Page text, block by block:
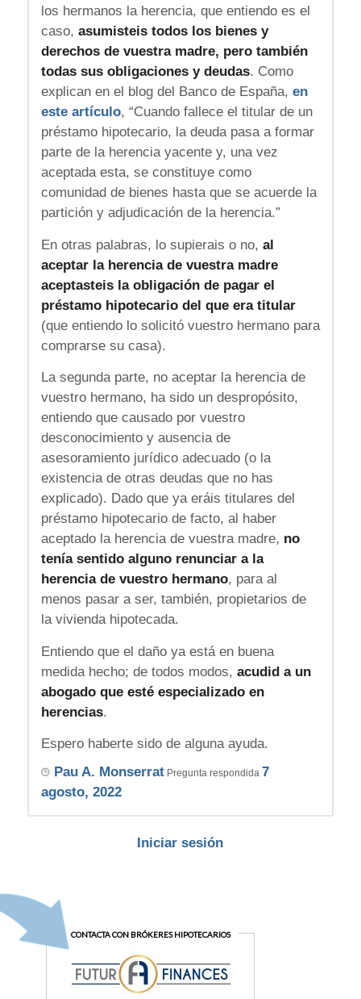
los hermanos la herencia, que entiendo es el
caso, asumisteis todos los bienes y
derechos de vuestra madre, pero también
todas sus obligaciones y deudas. Como
explican en el blog del Banco de España, en
este artículo, “Cuando fallece el titular de un
préstamo hipotecario, la deuda pasa a formar
parte de la herencia yacente y, una vez
aceptada esta, se constituye como
comunidad de bienes hasta que se acuerde la
partición y adjudicación de la herencia.”
En otras palabras, lo supierais o no, al
aceptar la herencia de vuestra madre
aceptasteis la obligación de pagar el
préstamo hipotecario del que era titular
(que entiendo lo solicitó vuestro hermano para
comprarse su casa).
La segunda parte, no aceptar la herencia de
vuestro hermano, ha sido un despropósito,
entiendo que causado por vuestro
desconocimiento y ausencia de
asesoramiento jurídico adecuado (o la
existencia de otras deudas que no has
explicado). Dado que ya eráis titulares del
préstamo hipotecario de facto, al haber
aceptado la herencia de vuestra madre, no
tenía sentido alguno renunciar a la
herencia de vuestro hermano, para al
menos pasar a ser, también, propietarios de
la vivienda hipotecada.
Entiendo que el daño ya está en buena
medida hecho; de todos modos, acudid a un
abogado que esté especializado en
herencias.
Espero haberte sido de alguna ayuda.
Pau A. MonserratPregunta respondida 7
agosto, 2022
Iniciar sesión